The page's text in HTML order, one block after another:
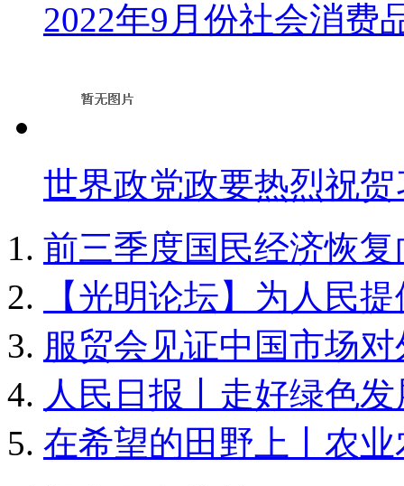
2022年9月份社会消费
世界政党政要热烈祝
前三季度国民经济恢复
【光明论坛】为人民
服贸会见证中国市场
人民日报丨走好绿色
在希望的田野上丨农